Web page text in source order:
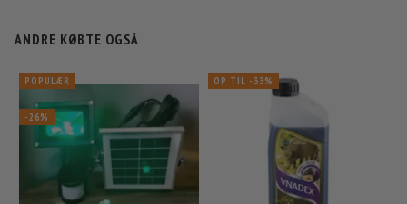
ANDRE KØBTE OGSÅ
POPULÆR
-26%
OP TIL -33%